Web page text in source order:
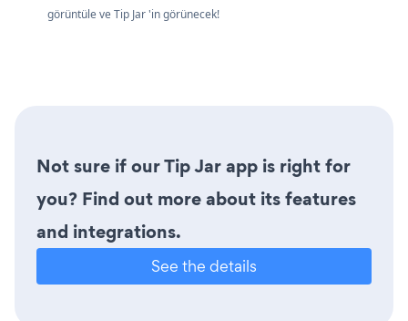
görüntüle ve Tip Jar 'in görünecek!
Not sure if our Tip Jar app is right for
you? Find out more about its features
and integrations.
See the details